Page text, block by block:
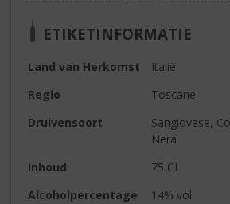
ETIKETINFORMATIE
Land van Herkomst
Italië
Regio
Toscane
Druivensoort
Sangiovese,
Nera
Inhoud
75 CL
Alcoholpercentage
14% vol